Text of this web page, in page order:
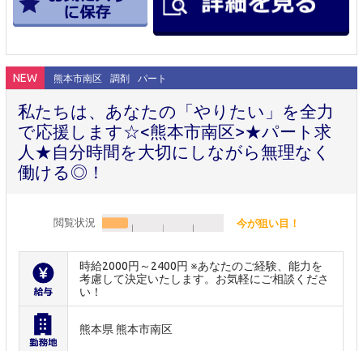
NEW 熊本市南区 調剤 パート
私たちは、あなたの「やりたい」を全力
で応援します☆<熊本市南区>★パート求
人★自分時間を大切にしながら無理なく
働ける◎！
閲覧状況 今が狙い目！
時給2000円～2400円 ※あなたのご経験、能力を
考慮して決定いたします。お気軽にご相談くださ
い！
熊本県 熊本市南区